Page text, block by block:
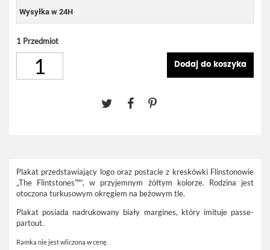
Wysyłka w 24H
1 Przedmiot
Dodaj do koszyka
Plakat przedstawiający logo oraz postacie z kreskówki Flinstonowie
„The Flintstones™”, w przyjemnym żółtym kolorze. Rodzina jest
otoczona turkusowym okręgiem na beżowym tle.
Plakat posiada nadrukowany biały margines, który imituje passe-
partout.
Ramka nie jest wliczona w cenę.